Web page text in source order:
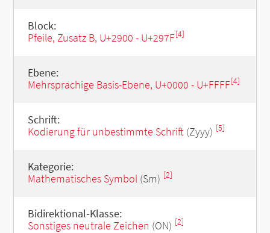
Block:
Pfeile, Zusatz B, U+2900 - U+297F[4]
Ebene:
Mehrsprachige Basis-Ebene, U+0000 - U+FFFF[4]
Schrift:
Kodierung für unbestimmte Schrift(Zyyy) [5]
Kategorie:
Mathematisches Symbol(Sm) [2]
Bidirektional-Klasse:
Sonstiges neutrale Zeichen (ON) [2]